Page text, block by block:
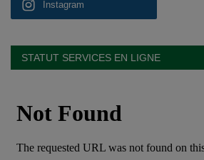
Instagram
STATUT SERVICES EN LIGNE